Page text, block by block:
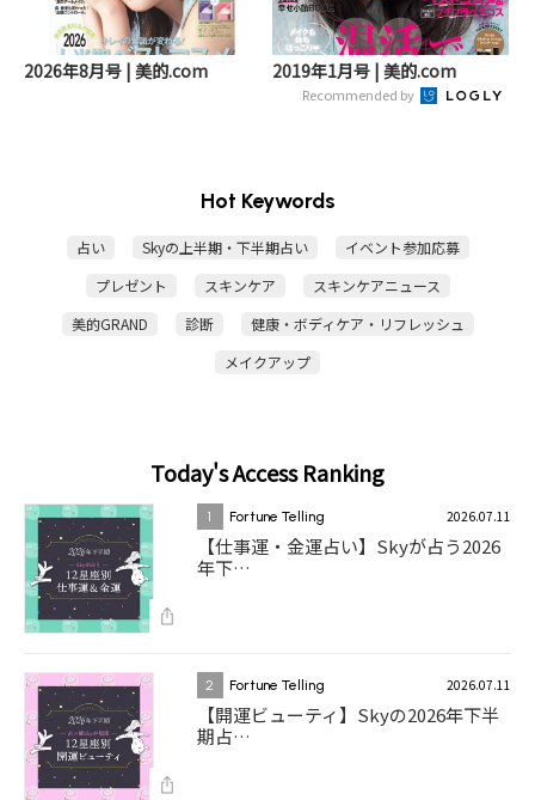
2026年8月号 | 美的.com 2019年1月号 | 美的.com
Recommended by
Hot Keywords
占い Skyの上半期・下半期占い
イベント参加応募
プレゼント
スキンケア
スキンケアニュース
美的GRAND
診断
健康・ボディケア・リフレッシュ
メイクアップ
Today's Access Ranking
1 Fortune Telling 2026.07.11
【仕事運・金運占い】Skyが占う2026
年下…
2 Fortune Telling 2026.07.11
【開運ビューティ】Skyの2026年下半
期占…